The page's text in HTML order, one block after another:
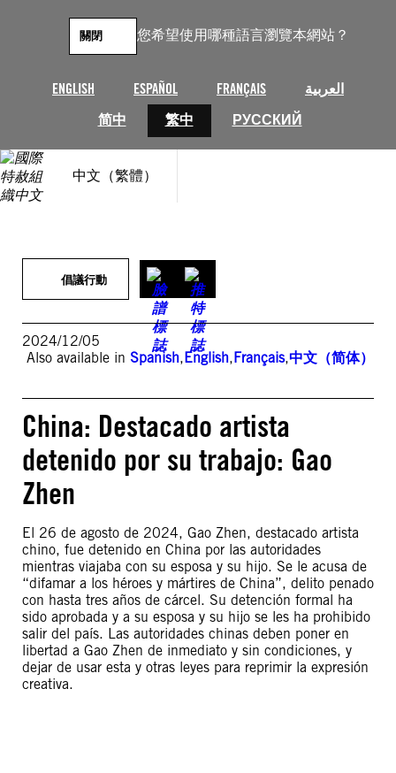
您希望使用哪種語言瀏覽本網站？
ENGLISH ESPAÑOL FRANÇAIS
العربية
简中
繁中 РУССКИЙ
關閉
中文（繁體）
倡議行動
2024/12/05
Also available in Spanish,English,Français,中文（简体）
China: Destacado artista
detenido por su trabajo: Gao
Zhen
El 26 de agosto de 2024, Gao Zhen, destacado artista
chino, fue detenido en China por las autoridades
mientras viajaba con su esposa y su hijo. Se le acusa de
“difamar a los héroes y mártires de China”, delito penado
con hasta tres años de cárcel. Su detención formal ha
sido aprobada y a su esposa y su hijo se les ha prohibido
salir del país. Las autoridades chinas deben poner en
libertad a Gao Zhen de inmediato y sin condiciones, y
dejar de usar esta y otras leyes para reprimir la expresión
creativa.